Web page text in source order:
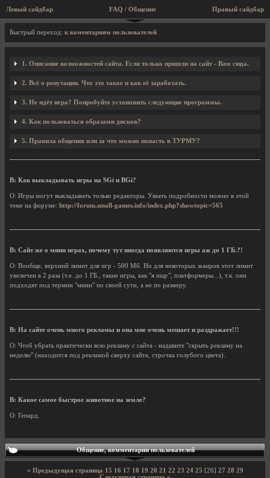
Левый сайдбар Правый сайдбар
FAQ / Общение
FAQ / Вопросы и ответы
Быстрый переход: к коментариям пользователей
1. Описание возможностей сайта. Если только пришли на сайт - Вам сюда.
2. Всё о репутации. Что это такое и как её заработать.
3. Не идёт игра? Попробуйте установить следующие программы.
4. Как пользоваться образами дисков?
5. Правила общения или за что можно попасть в ТУРМУ?
В: Как выкладывать игры на SGi и BGi?
О: Игры могут выкладывать только редакторы. Узнать подробности можно в этой
теме на форуме: http://forum.small-games.info/index.php?showtopic=565
В: Сайт же о мини играх, почему тут иногда появляются игры аж до 1 ГБ.?!
О: Вообще, верхний лимит для игр - 500 Мб. Но для некоторых жанров этот лимит
увеличен в 2 раза (т.е. до 1 ГБ., такие игры, как "я ищу", платформеры...), т.к. они
подходят под термин "мини" по своей сути, а не по размеру.
В: На сайте очень много рекламы и она мне очень мешает и раздражает!!!
О: Чтоб убрать практически всю рекламу с сайта - надавите "скрыть рекламу на
неделю" (находится под рекламой сверху сайта, строчка голубого цвета).
В: Какое самое быстрое животное на земле?
О: Гепард.
Общение, комментарии пользователей
« Предыдущая страница 15 16 17 18 19 20 21 22 23 24 25 [26] 27 28 29